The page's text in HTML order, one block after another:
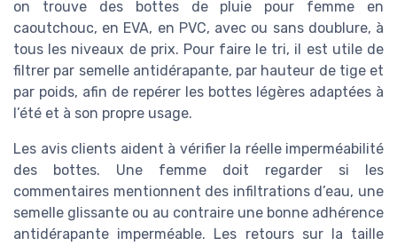
on trouve des bottes de pluie pour femme en
caoutchouc, en EVA, en PVC, avec ou sans doublure, à
tous les niveaux de prix. Pour faire le tri, il est utile de
filtrer par semelle antidérapante, par hauteur de tige et
par poids, afin de repérer les bottes légères adaptées à
l’été et à son propre usage.
Les avis clients aident à vérifier la réelle imperméabilité
des bottes. Une femme doit regarder si les
commentaires mentionnent des infiltrations d’eau, une
semelle glissante ou au contraire une bonne adhérence
antidérapante imperméable. Les retours sur la taille